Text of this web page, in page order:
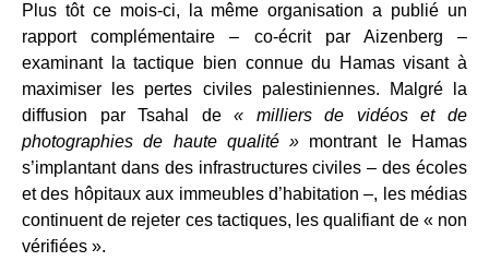
Plus tôt ce mois-ci, la même organisation a publié un
rapport complémentaire – co-écrit par Aizenberg –
examinant la tactique bien connue du Hamas visant à
maximiser les pertes civiles palestiniennes. Malgré la
diffusion par Tsahal de« milliers de vidéos et de
photographies de haute qualité » montrant le Hamas
s’implantant dans des infrastructures civiles – des écoles
et des hôpitaux aux immeubles d’habitation –, les médias
continuent de rejeter ces tactiques, les qualifiant de « non
vérifiées ».